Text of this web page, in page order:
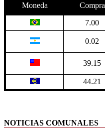
Moneda Compra
7.00
0.02
39.15
44.21
NOTICIAS COMUNALES